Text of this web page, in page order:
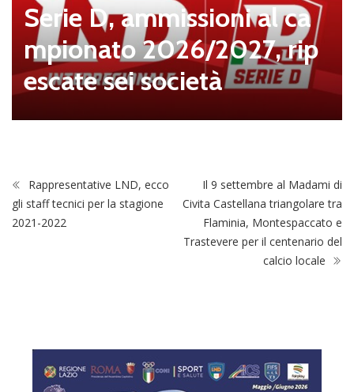
Serie D, ammissioni al ca
mpionato 2026/2027, rip
escate sei società
Rappresentative LND, ecco
gli staff tecnici per la stagione
2021-2022
Il 9 settembre al Madami di
Civita Castellana triangolare tra
Flaminia, Montespaccato e
Trastevere per il centenario del
calcio locale